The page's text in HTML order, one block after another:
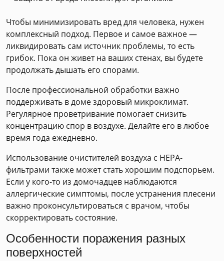
Чтобы минимизировать вред для человека, нужен
комплексный подход. Первое и самое важное —
ликвидировать сам источник проблемы, то есть
грибок. Пока он живет на ваших стенах, вы будете
продолжать дышать его спорами.
После профессиональной обработки важно
поддерживать в доме здоровый микроклимат.
Регулярное проветривание помогает снизить
концентрацию спор в воздухе. Делайте его в любое
время года ежедневно.
Использование очистителей воздуха с HEPA-
фильтрами также может стать хорошим подспорьем.
Если у кого-то из домочадцев наблюдаются
аллергические симптомы, после устранения плесени
важно проконсультироваться с врачом, чтобы
скорректировать состояние.
Особенности поражения разных
поверхностей